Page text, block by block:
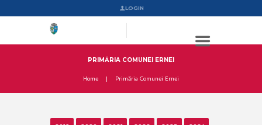
LOGIN
PRIMĂRIA COMUNEI ERNEI
Home Primăria Comunei Ernei